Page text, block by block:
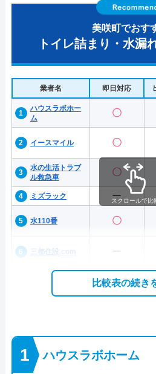
美咲町でおす
トイレ詰まり・水漏
業者名 即日対応
ハウスラボホー
ム
〇
イースマイル 〇
水の生活トラブ
ル救急車
〇
ミズラック ー
水110番 〇
三都住設.com
スクロールで比
比較表の続き
ハウスラボホーム